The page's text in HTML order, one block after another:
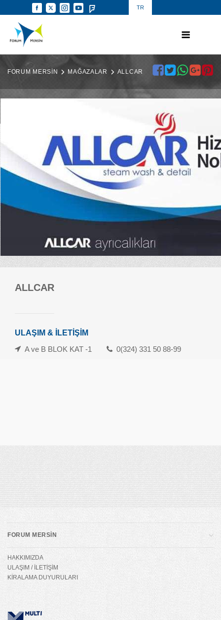
TR
FORUM MERSİN MAĞAZALAR ALLCAR
ALLCAR
ULAŞIM & İLETİŞİM
A ve B BLOK KAT -1
0(324) 331 50 88-99
Forum Mersin Alışveriş Merkezi
İletişim: 0324 239 10 70
Havamaş Servis Saatleri
FORUM MERSİN
HAKKIMIZDA
ULAŞIM / İLETİŞİM
KİRALAMA DUYURULARI